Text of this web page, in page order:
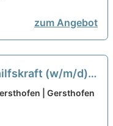
zum Angebot
(w/m/d)
Du richtig! neu
| Gersthofen